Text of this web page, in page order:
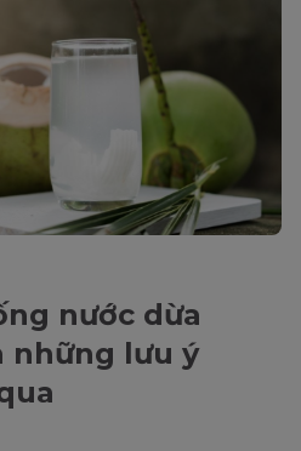
nước dừa
những lưu ý